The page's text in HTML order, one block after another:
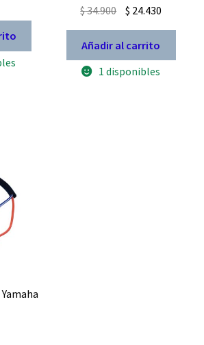
$34.900 El
original
era:
$ 34.900.
$ 24.430
es:
Añadir al carrito
1 disponibles